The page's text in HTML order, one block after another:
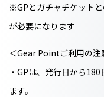
※GPとガチャチケット
が必要になります
＜Gear Pointご利用の注
・GPは、発行日から
ます。